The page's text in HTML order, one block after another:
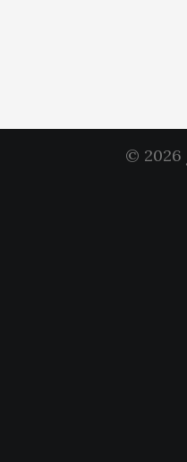
© 2026